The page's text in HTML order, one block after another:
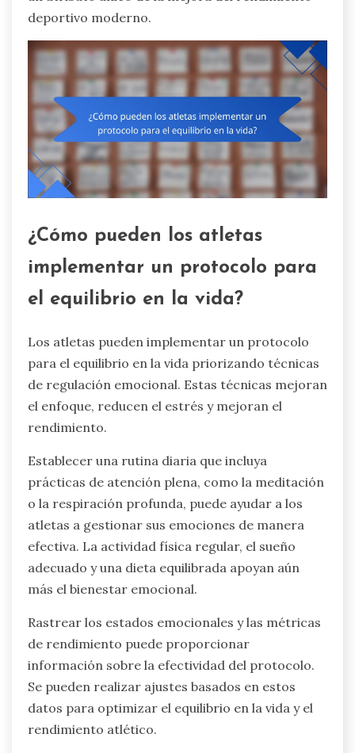
deportivo moderno.
¿Cómo pueden los atletas
implementar un protocolo para
el equilibrio en la vida?
Los atletas pueden implementar un protocolo
para el equilibrio en la vida priorizando técnicas
de regulación emocional. Estas técnicas mejoran
el enfoque, reducen el estrés y mejoran el
rendimiento.
Establecer una rutina diaria que incluya
prácticas de atención plena, como la meditación
o la respiración profunda, puede ayudar a los
atletas a gestionar sus emociones de manera
efectiva. La actividad física regular, el sueño
adecuado y una dieta equilibrada apoyan aún
más el bienestar emocional.
Rastrear los estados emocionales y las métricas
de rendimiento puede proporcionar
información sobre la efectividad del protocolo.
Se pueden realizar ajustes basados en estos
datos para optimizar el equilibrio en la vida y el
rendimiento atlético.